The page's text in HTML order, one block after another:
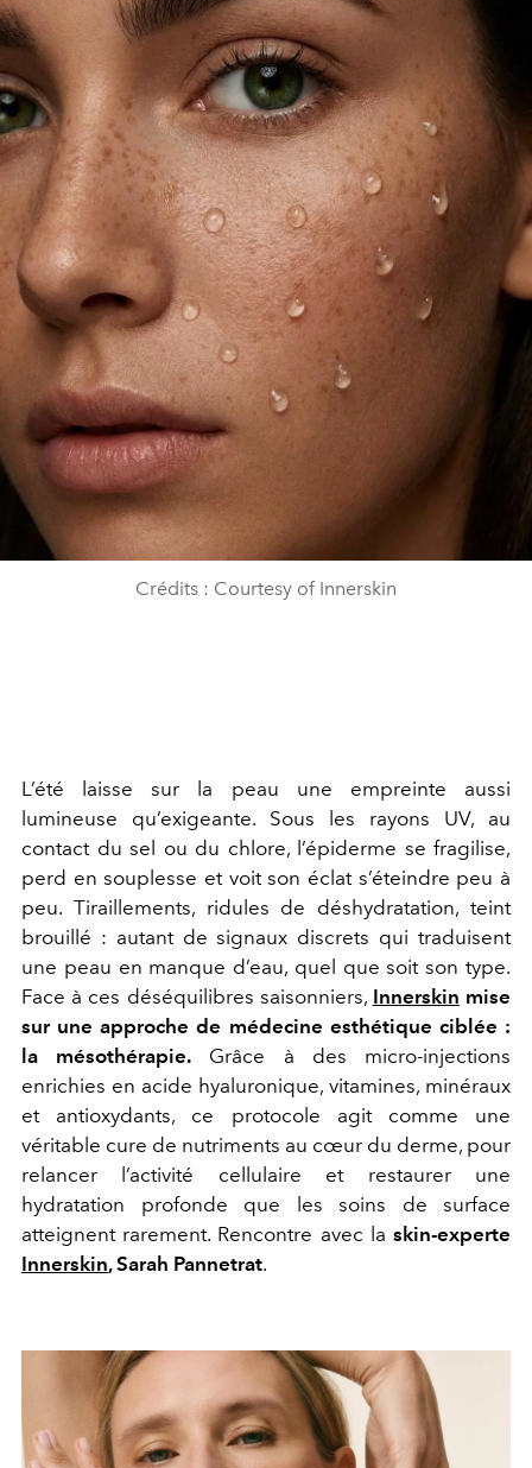
Crédits : Courtesy of Innerskin
L’été laisse sur la peau une empreinte aussi
lumineuse qu’exigeante. Sous les rayons UV, au
contact du sel ou du chlore, l’épiderme se fragilise,
perd en souplesse et voit son éclat s’éteindre peu à
peu. Tiraillements, ridules de déshydratation, teint
brouillé : autant de signaux discrets qui traduisent
une peau en manque d’eau, quel que soit son type.
Face à ces déséquilibres saisonniers, Innerskin mise
sur une approche de médecine esthétique ciblée :
la mésothérapie. Grâce à des micro-injections
enrichies en acide hyaluronique, vitamines, minéraux
et antioxydants, ce protocole agit comme une
véritable cure de nutriments au cœur du derme, pour
relancer l’activité cellulaire et restaurer une
hydratation profonde que les soins de surface
atteignent rarement. Rencontre avec la skin-experte
Innerskin, Sarah Pannetrat.